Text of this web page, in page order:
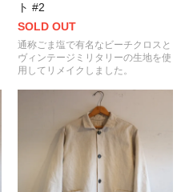
ト #2
SOLD OUT
通称ごま塩で有名なビーチクロスと
ヴィンテージミリタリーの生地を使
用してリメイクしました。